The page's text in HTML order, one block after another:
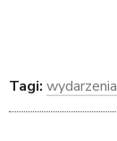
Tagi: wydarzenia